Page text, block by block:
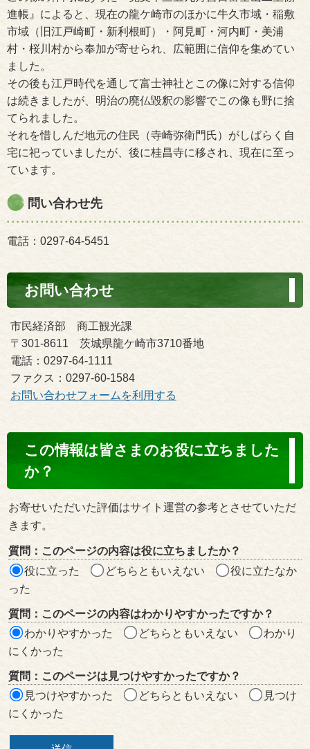
進帳』によると、現在の龍ケ崎市のほかに牛久市域・稲敷
市域（旧江戸崎町・新利根町）・阿見町・河内町・美浦
村・桜川村から奉加が寄せられ、広範囲に信仰を集めてい
ました。
その後も江戸時代を通して富士神社とこの像に対する信仰
は続きましたが、明治の廃仏毀釈の影響でこの像も野に捨
てられました。
それを惜しんだ地元の住民（寺崎弥衛門氏）がしばらく自
宅に祀っていましたが、後に桂昌寺に移され、現在に至っ
ています。
問い合わせ先
電話：0297-64-5451
お問い合わせ
市民経済部 商工観光課
〒301-8611 茨城県龍ケ崎市3710番地
電話：0297-64-1111
ファクス：0297-60-1584
お問い合わせフォームを利用する
ン
ン
ツ
評
価
ア
この情報は皆さまのお役に立ちました
か？
お寄せいただいた評価はサイト運営の参考とさせていただ
きます。
質問：このページの内容は役に立ちましたか？
役に立った
どちらともいえない
役に立たなか
った
質問：このページの内容はわかりやすかったですか？
わかりやすかった
どちらともいえない
わかり
にくかった
質問：このページは見つけやすかったですか？
見つけやすかった
どちらともいえない
見つけ
にくかった